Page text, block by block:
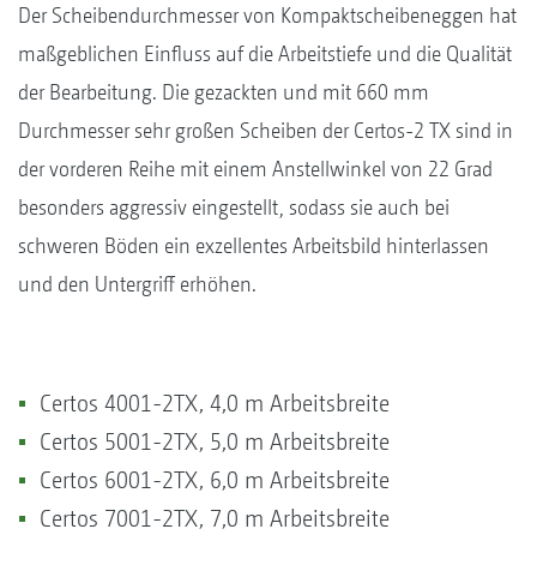
Der Scheibendurchmesser von Kompaktscheibeneggen hat
maßgeblichen Einfluss auf die Arbeitstiefe und die Qualität
der Bearbeitung. Die gezackten und mit 660 mm
Durchmesser sehr großen Scheiben der Certos-2 TX sind in
der vorderen Reihe mit einem Anstellwinkel von 22 Grad
besonders aggressiv eingestellt, sodass sie auch bei
schweren Böden ein exzellentes Arbeitsbild hinterlassen
und den Untergriff erhöhen.
Certos 4001-2TX, 4,0 m Arbeitsbreite
Certos 5001-2TX, 5,0 m Arbeitsbreite
Certos 6001-2TX, 6,0 m Arbeitsbreite
Certos 7001-2TX, 7,0 m Arbeitsbreite